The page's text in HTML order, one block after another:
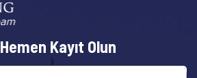
Hemen Kayıt Olun